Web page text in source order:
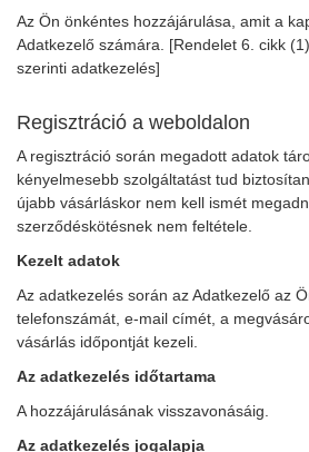
Az Ön önkéntes hozzájárulása, amit a
Adatkezelő számára. [Rendelet 6. cikk
szerinti adatkezelés]
Regisztráció a weboldalon
A regisztráció során megadott adatok
kényelmesebb szolgáltatást tud
újabb vásárláskor nem kell ismét
szerződéskötésnek nem feltétele.
Kezelt adatok
Az adatkezelés során az Adatkezelő az
telefonszámát, e-mail címét, a
vásárlás időpontját kezeli.
Az adatkezelés időtartama
A hozzájárulásának visszavonásáig.
Az adatkezelés jogalapja